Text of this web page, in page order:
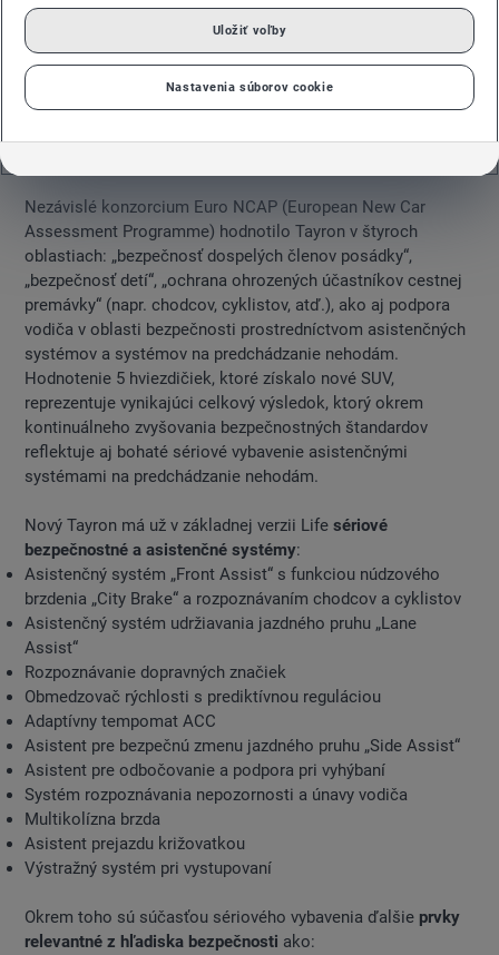
vysokú pasívnu bezpečnosť a vynikajúce bezpečnostné
vybavenie nového modelu, ako aj veľkú pozornosť, ktorú
Volkswagen venuje bezpečnosti. Pod mottom „Safety for
All“ Volkswagen už desaťročia pracuje na inováciách, ktoré
ďalej zvyšujú bezpečnosť – a to vo všetkých segmentoch
Nezávislé konzorcium Euro NCAP (European New Car
Assessment Programme) hodnotilo Tayron v štyroch
oblastiach: „bezpečnosť dospelých členov posádky“,
„bezpečnosť detí“, „ochrana ohrozených účastníkov cestnej
premávky“ (napr. chodcov, cyklistov, atď.), ako aj podpora
vodiča v oblasti bezpečnosti prostredníctvom asistenčných
systémov a systémov na predchádzanie nehodám.
Hodnotenie 5 hviezdičiek, ktoré získalo nové SUV,
reprezentuje vynikajúci celkový výsledok, ktorý okrem
kontinuálneho zvyšovania bezpečnostných štandardov
reflektuje aj bohaté sériové vybavenie asistenčnými
systémami na predchádzanie nehodám.
Nový Tayron má už v základnej verzii Lifesériové
bezpečnostné a asistenčné systémy:
Asistenčný systém „Front Assist“ s funkciou núdzového
brzdenia „City Brake“ a rozpoznávaním chodcov a cyklistov
Asistenčný systém udržiavania jazdného pruhu „Lane
Assist“
Rozpoznávanie dopravných značiek
Obmedzovač rýchlosti s prediktívnou reguláciou
Adaptívny tempomat ACC
Asistent pre bezpečnú zmenu jazdného pruhu „Side Assist“
Asistent pre odbočovanie a podpora pri vyhýbaní
Systém rozpoznávania nepozornosti a únavy vodiča
Multikolízna brzda
Asistent prejazdu križovatkou
Výstražný systém pri vystupovaní
Okrem toho sú súčasťou sériového vybavenia ďalšie prvky
relevantné z hľadiska bezpečnosti ako:
Uložiť voľby
Nastavenia súborov cookie